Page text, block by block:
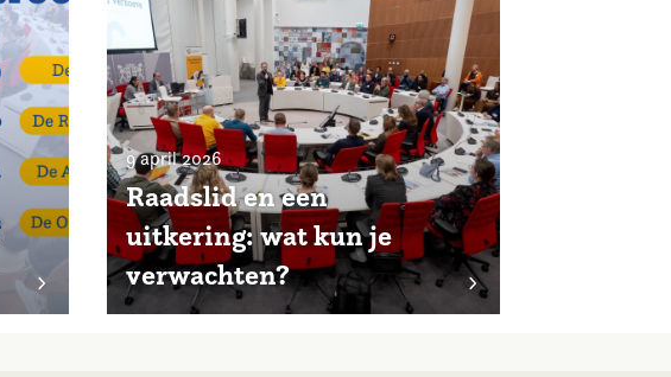
9 april 2026
Raadslid en een
uitkering: wat kun je
verwachten?